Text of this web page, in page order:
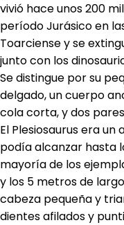
vivió hace unos 200
período Jurásico en
Toarciense y se
junto con los
Se distingue por su
delgado, un cuerpo
cola corta, y dos
El Plesiosaurus era
podía alcanzar hasta
mayoría de los
y los 5 metros de
cabeza pequeña y
dientes afilados y